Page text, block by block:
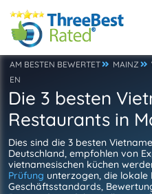
AM BESTEN BEWERTET MAINZ
EN
Die 3 besten
Restaurants in
Dies sind die 3 besten
Deutschland, empfohlen von
vietnamesischen küchen
Prüfung unterzogen, die lokale
Geschäftsstandards,